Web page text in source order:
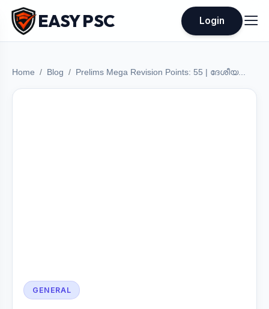
EASY PSC Login
Home Blog Prelims Mega Revision Points: 55 | ദേശീയ...
GENERAL